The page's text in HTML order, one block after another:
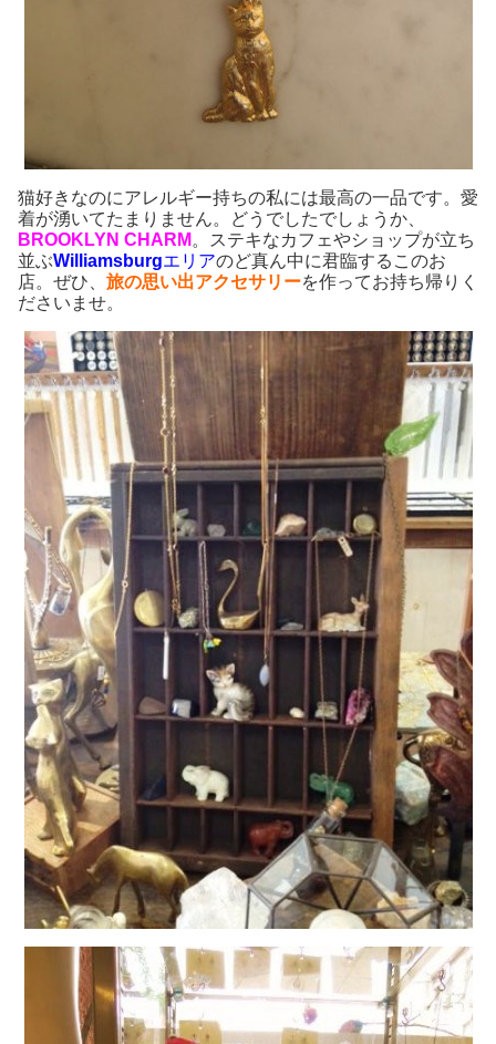
猫好きなのにアレルギー持ちの私には最高の一品です。愛
着が湧いてたまりません。どうでしたでしょうか、
BROOKLYN CHARM 。ステキなカフェやショップが立ち
並ぶWilliamsburgエリアのど真ん中に君臨するこのお
店。ぜひ、 旅の思い出アクセサリーを作ってお持ち帰りく
ださいませ。